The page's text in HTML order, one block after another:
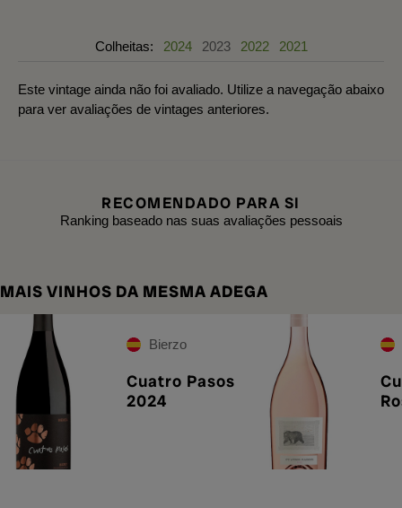
Colheitas: 2024 2023 2022 2021
Este vintage ainda não foi avaliado. Utilize a navegação abaixo
para ver avaliações de vintages anteriores.
RECOMENDADO PARA SI
Ranking baseado nas suas avaliações pessoais
MAIS VINHOS DA MESMA ADEGA
Bierzo
Cuatro Pasos
2024